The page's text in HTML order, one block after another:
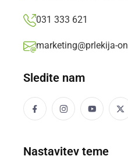
031 333 621
marketing@prlekija-
Sledite nam
Nastavitev teme
S področja
tujce.